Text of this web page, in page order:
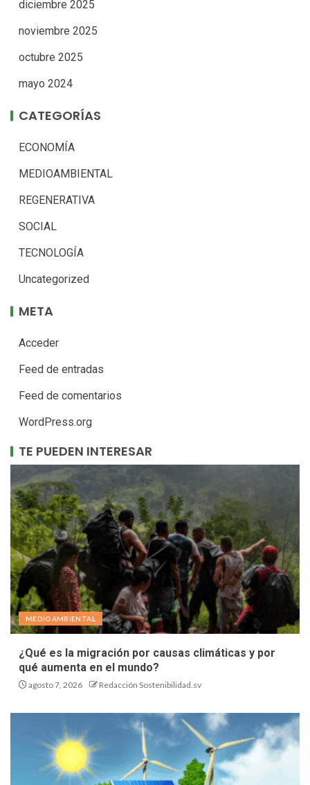
diciembre 2025
noviembre 2025
octubre 2025
mayo 2024
CATEGORÍAS
ECONOMÍA
MEDIOAMBIENTAL
REGENERATIVA
SOCIAL
TECNOLOGÍA
Uncategorized
META
Acceder
Feed de entradas
Feed de comentarios
WordPress.org
TE PUEDEN INTERESAR
MEDIOAMBIENTAL
¿Qué es la migración por causas climáticas y por
qué aumenta en el mundo?
agosto 7, 2026 Redacción Sostenibilidad.sv